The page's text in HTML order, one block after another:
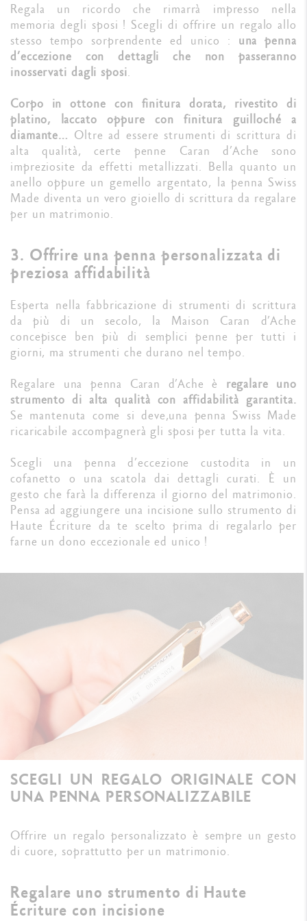
Regala un ricordo che rimarrà impresso nella
memoria degli sposi ! Scegli di offrire un regalo allo
stesso tempo sorprendente ed unico : una penna
d’eccezione con dettagli che non passeranno
inosservati dagli sposi.
Corpo in ottone con finitura dorata, rivestito di
platino, laccato oppure con finitura guilloché a
diamante… Oltre ad essere strumenti di scrittura di
alta qualità, certe penne Caran d’Ache sono
impreziosite da effetti metallizzati. Bella quanto un
anello oppure un gemello argentato, la penna Swiss
Made diventa un vero gioiello di scrittura da regalare
per un matrimonio.
3. Offrire una penna personalizzata di
preziosa affidabilità
Esperta nella fabbricazione di strumenti di scrittura
da più di un secolo, la Maison Caran d’Ache
concepisce ben più di semplici penne per tutti i
giorni, ma strumenti che durano nel tempo.
Regalare una penna Caran d’Ache è regalare uno
strumento di alta qualità con affidabilità garantita.
Se mantenuta come si deve,una penna Swiss Made
ricaricabile accompagnerà gli sposi per tutta la vita.
Scegli una penna d’eccezione custodita in un
cofanetto o una scatola dai dettagli curati. È un
gesto che farà la differenza il giorno del matrimonio.
Pensa ad aggiungere una incisione sullo strumento di
Haute Écriture da te scelto prima di regalarlo per
farne un dono eccezionale ed unico !
SCEGLI UN REGALO ORIGINALE CON
UNA PENNA PERSONALIZZABILE
Offrire un regalo personalizzato è sempre un gesto
di cuore, soprattutto per un matrimonio.
Regalare uno strumento di Haute
Écriture con incisione